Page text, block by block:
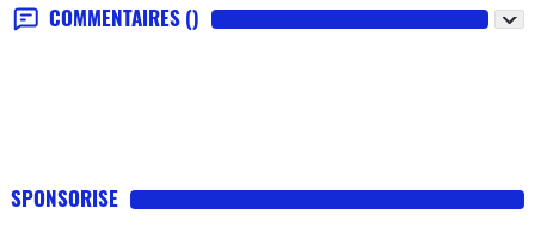
COMMENTAIRES ()
SPONSORISE